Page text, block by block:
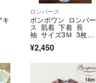
キ
ロンパース
ボンポワン ロンパー
ス 肌着 下着 長
袖 サイズ3Ｍ 3枚セ
¥2,450